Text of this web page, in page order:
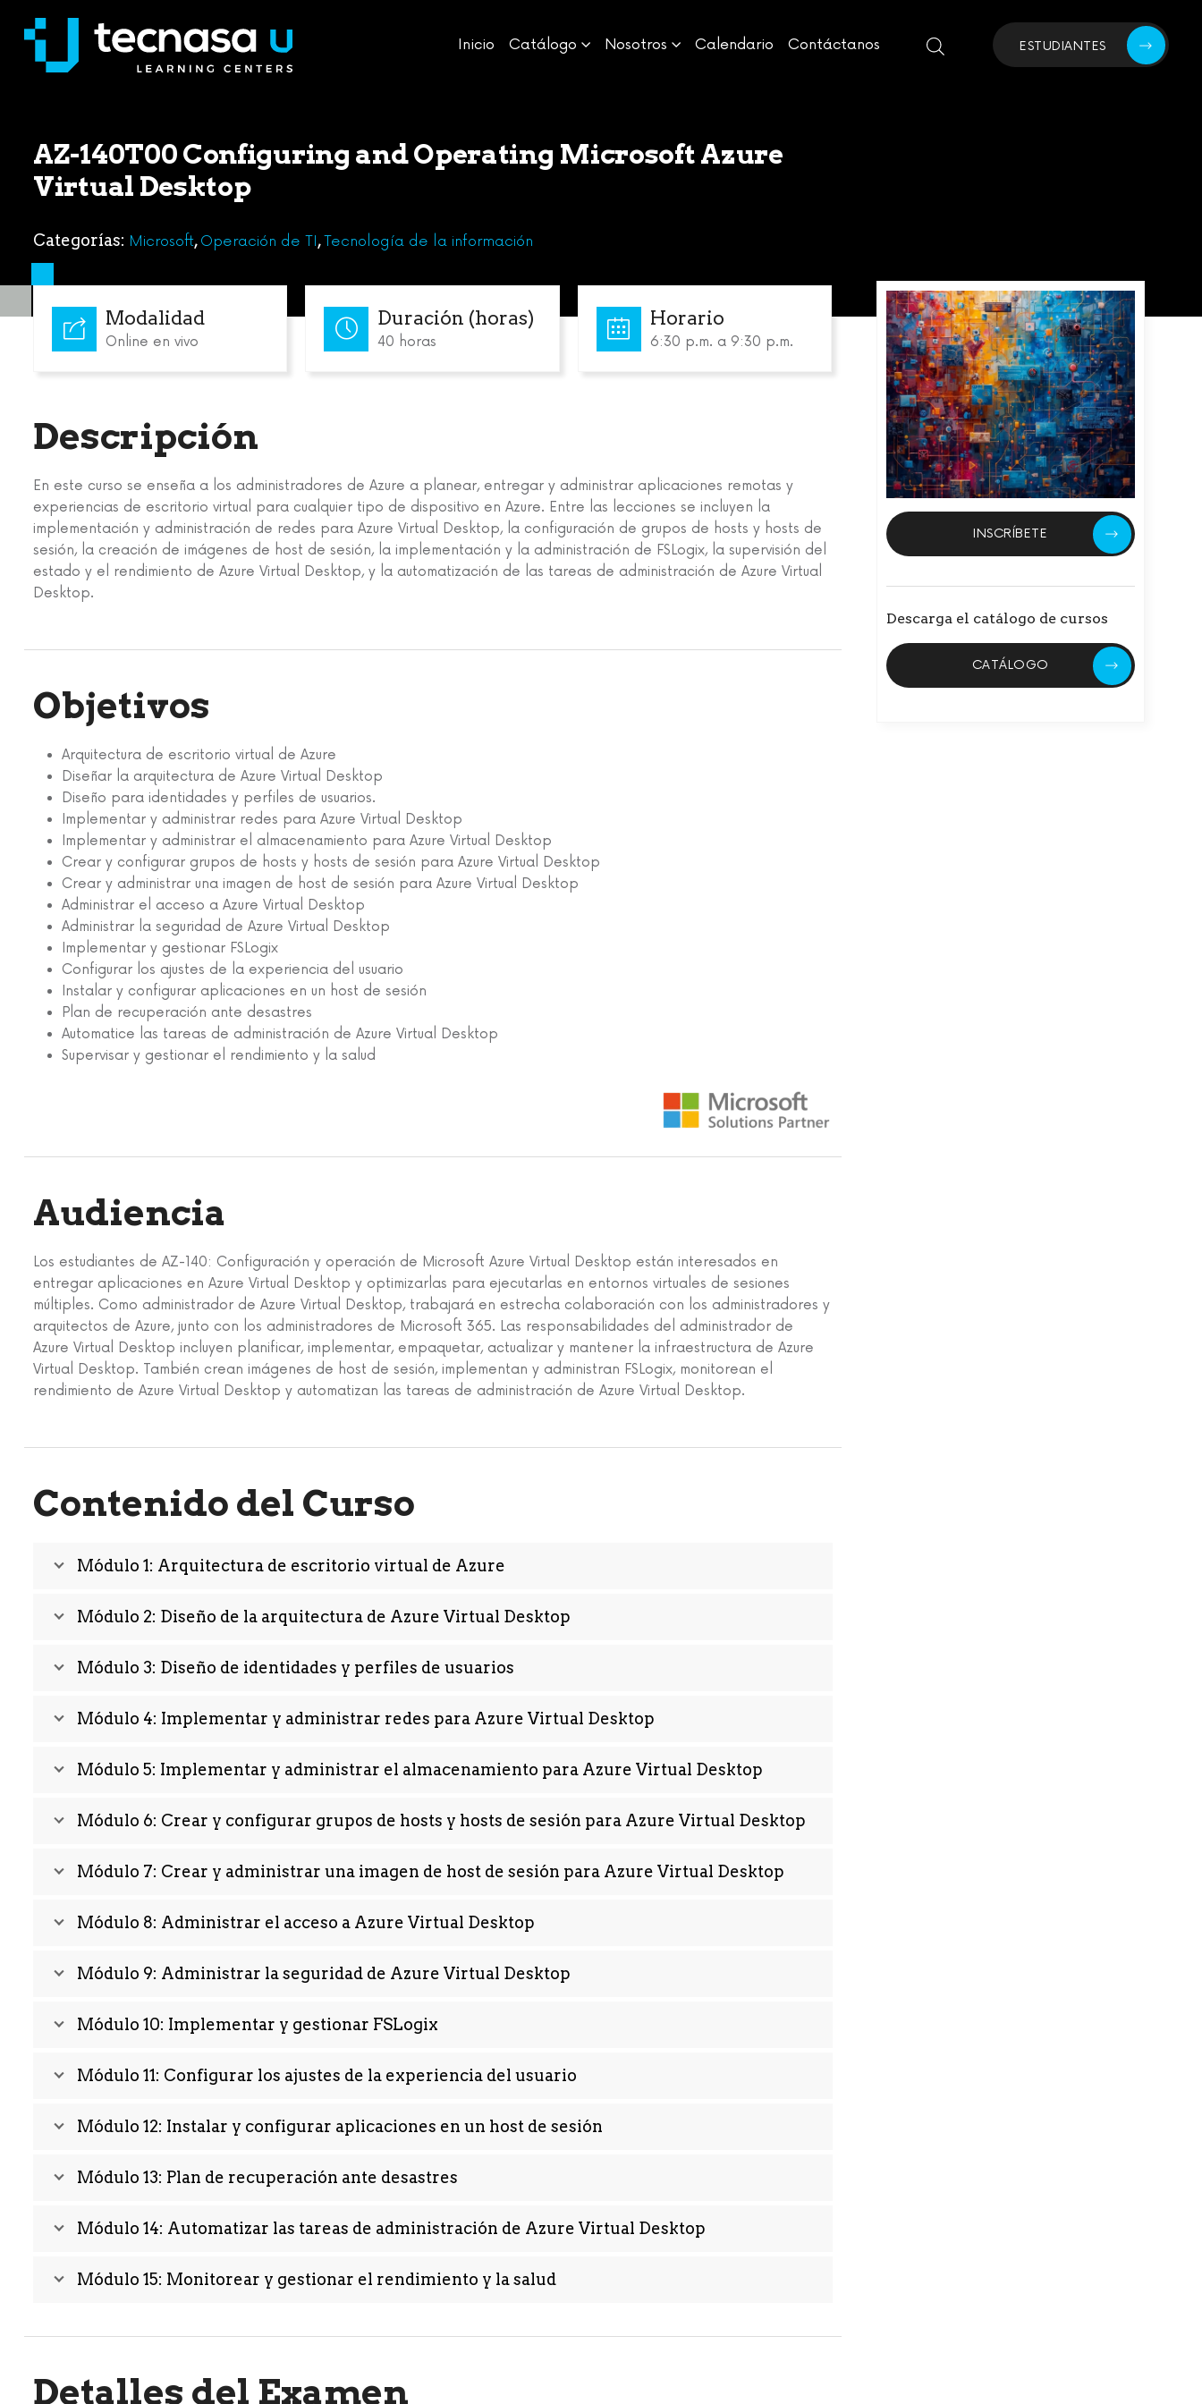
Inicio Catálogo Nosotros Calendario Contáctanos ESTUDIANTES
AZ-140T00 Configuring and Operating Microsoft Azure
Virtual Desktop
Categorías: Microsoft, Operación de TI,Tecnología de la información
Modalidad
Online en vivo
Duración (horas)
40 horas
Horario
6:30 p.m. a 9:30 p.m.
Descripción
En este curso se enseña a los administradores de Azure a planear, entregar y administrar aplicaciones remotas y
experiencias de escritorio virtual para cualquier tipo de dispositivo en Azure. Entre las lecciones se incluyen la
implementación y administración de redes para Azure Virtual Desktop, la configuración de grupos de hosts y hosts de
sesión, la creación de imágenes de host de sesión, la implementación y la administración de FSLogix, la supervisión del
estado y el rendimiento de Azure Virtual Desktop, y la automatización de las tareas de administración de Azure Virtual
Desktop.
Objetivos
Arquitectura de escritorio virtual de Azure
Diseñar la arquitectura de Azure Virtual Desktop
Diseño para identidades y perfiles de usuarios.
Implementar y administrar redes para Azure Virtual Desktop
Implementar y administrar el almacenamiento para Azure Virtual Desktop
Crear y configurar grupos de hosts y hosts de sesión para Azure Virtual Desktop
Crear y administrar una imagen de host de sesión para Azure Virtual Desktop
Administrar el acceso a Azure Virtual Desktop
Administrar la seguridad de Azure Virtual Desktop
Implementar y gestionar FSLogix
Configurar los ajustes de la experiencia del usuario
Instalar y configurar aplicaciones en un host de sesión
Plan de recuperación ante desastres
Automatice las tareas de administración de Azure Virtual Desktop
Supervisar y gestionar el rendimiento y la salud
Audiencia
Los estudiantes de AZ-140: Configuración y operación de Microsoft Azure Virtual Desktop están interesados en
entregar aplicaciones en Azure Virtual Desktop y optimizarlas para ejecutarlas en entornos virtuales de sesiones
múltiples. Como administrador de Azure Virtual Desktop, trabajará en estrecha colaboración con los administradores y
arquitectos de Azure, junto con los administradores de Microsoft 365. Las responsabilidades del administrador de
Azure Virtual Desktop incluyen planificar, implementar, empaquetar, actualizar y mantener la infraestructura de Azure
Virtual Desktop. También crean imágenes de host de sesión, implementan y administran FSLogix, monitorean el
rendimiento de Azure Virtual Desktop y automatizan las tareas de administración de Azure Virtual Desktop.
Contenido del Curso
Módulo 1: Arquitectura de escritorio virtual de Azure
Módulo 2: Diseño de la arquitectura de Azure Virtual Desktop
Módulo 3: Diseño de identidades y perfiles de usuarios
Módulo 4: Implementar y administrar redes para Azure Virtual Desktop
Módulo 5: Implementar y administrar el almacenamiento para Azure Virtual Desktop
Módulo 6: Crear y configurar grupos de hosts y hosts de sesión para Azure Virtual Desktop
Módulo 7: Crear y administrar una imagen de host de sesión para Azure Virtual Desktop
Módulo 8: Administrar el acceso a Azure Virtual Desktop
Módulo 9: Administrar la seguridad de Azure Virtual Desktop
Módulo 10: Implementar y gestionar FSLogix
Módulo 11: Configurar los ajustes de la experiencia del usuario
Módulo 12: Instalar y configurar aplicaciones en un host de sesión
Módulo 13: Plan de recuperación ante desastres
Módulo 14: Automatizar las tareas de administración de Azure Virtual Desktop
Módulo 15: Monitorear y gestionar el rendimiento y la salud
Detalles del Examen
INSCRÍBETE
Descarga el catálogo de cursos
CATÁLOGO